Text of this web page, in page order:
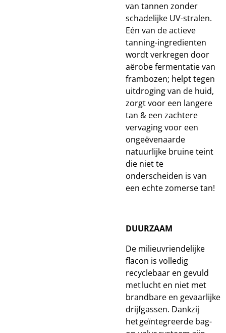
van tannen zonder
schadelijke UV-stralen.
Eén van de actieve
tanning-ingredienten
wordt verkregen door
aërobe fermentatie van
frambozen; helpt tegen
uitdroging van de huid,
zorgt voor een langere
tan & een zachtere
vervaging voor een
ongeëvenaarde
natuurlijke bruine teint
die niet te
onderscheiden is van
een echte zomerse tan!
DUURZAAM
De milieuvriendelijke
flacon is volledig
recyclebaar en gevuld
met lucht en niet met
brandbare en gevaarlijke
drijfgassen. Dankzij
het geïntegreerde bag-